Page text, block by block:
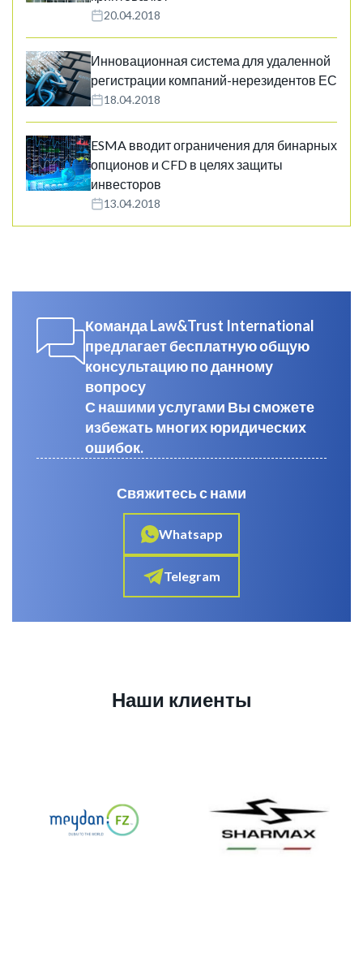
20.04.2018
Инновационная система для удаленной
регистрации компаний-нерезидентов ЕС
18.04.2018
ESMA вводит ограничения для бинарных
опционов и CFD в целях защиты
инвесторов
13.04.2018
Команда Law&Trust International
предлагает бесплатную общую
консультацию по данному
вопросу
С нашими услугами Вы сможете
избежать многих юридических
ошибок.
Свяжитесь с нами
Whatsapp
Telegram
Наши клиенты